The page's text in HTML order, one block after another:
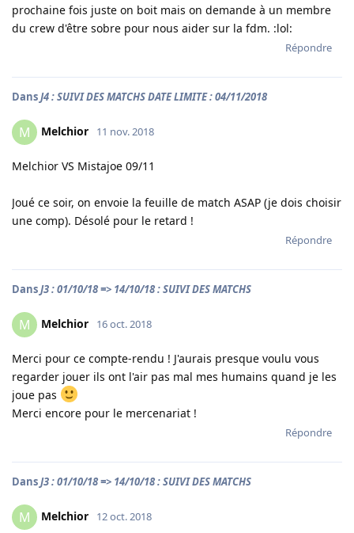
prochaine fois juste on boit mais on demande à un membre
du crew d'être sobre pour nous aider sur la fdm. :lol:
Répondre
DansJ4 : SUIVI DES MATCHS DATE LIMITE : 04/11/2018
M Melchior 11 nov. 2018
Melchior VS Mistajoe 09/11
Joué ce soir, on envoie la feuille de match ASAP (je dois choisir
une comp). Désolé pour le retard !
Répondre
DansJ3 : 01/10/18 => 14/10/18 : SUIVI DES MATCHS
M Melchior 16 oct. 2018
Merci pour ce compte-rendu ! J'aurais presque voulu vous
regarder jouer ils ont l'air pas mal mes humains quand je les
joue pas
Merci encore pour le mercenariat !
Répondre
DansJ3 : 01/10/18 => 14/10/18 : SUIVI DES MATCHS
M Melchior 12 oct. 2018